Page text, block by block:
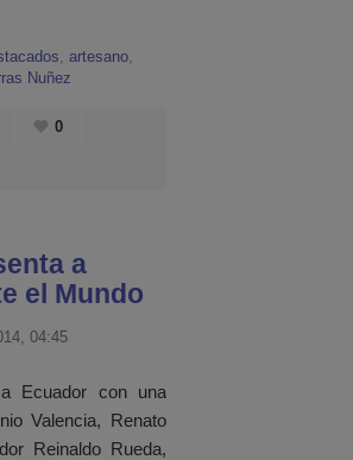
artesano
Nuñez
0
a
el Mundo
04:45
Ecuador con una
Valencia, Renato
Reinaldo Rueda,